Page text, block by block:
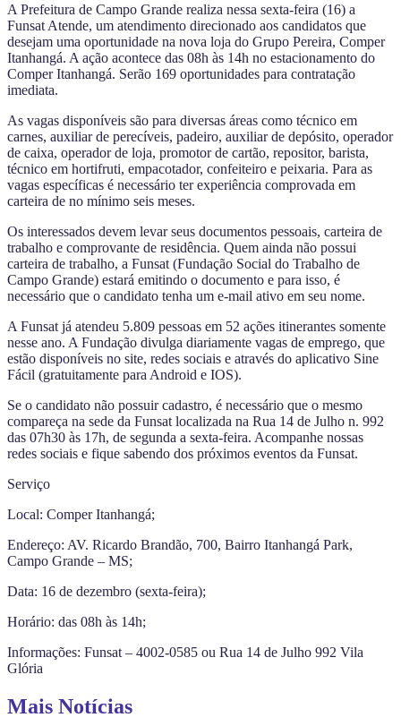
A Prefeitura de Campo Grande realiza nessa sexta-feira (16) a
Funsat Atende, um atendimento direcionado aos candidatos que
desejam uma oportunidade na nova loja do Grupo Pereira, Comper
Itanhangá. A ação acontece das 08h às 14h no estacionamento do
Comper Itanhangá. Serão 169 oportunidades para contratação
imediata.
As vagas disponíveis são para diversas áreas como técnico em
carnes, auxiliar de perecíveis, padeiro, auxiliar de depósito, operador
de caixa, operador de loja, promotor de cartão, repositor, barista,
técnico em hortifruti, empacotador, confeiteiro e peixaria. Para as
vagas específicas é necessário ter experiência comprovada em
carteira de no mínimo seis meses.
Os interessados devem levar seus documentos pessoais, carteira de
trabalho e comprovante de residência. Quem ainda não possui
carteira de trabalho, a Funsat (Fundação Social do Trabalho de
Campo Grande) estará emitindo o documento e para isso, é
necessário que o candidato tenha um e-mail ativo em seu nome.
A Funsat já atendeu 5.809 pessoas em 52 ações itinerantes somente
nesse ano. A Fundação divulga diariamente vagas de emprego, que
estão disponíveis no site, redes sociais e através do aplicativo Sine
Fácil (gratuitamente para Android e IOS).
Se o candidato não possuir cadastro, é necessário que o mesmo
compareça na sede da Funsat localizada na Rua 14 de Julho n. 992
das 07h30 às 17h, de segunda a sexta-feira. Acompanhe nossas
redes sociais e fique sabendo dos próximos eventos da Funsat.
Serviço
Local: Comper Itanhangá;
Endereço: AV. Ricardo Brandão, 700, Bairro Itanhangá Park,
Campo Grande – MS;
Data: 16 de dezembro (sexta-feira);
Horário: das 08h às 14h;
Informações: Funsat – 4002-0585 ou Rua 14 de Julho 992 Vila
Glória
Mais Notícias